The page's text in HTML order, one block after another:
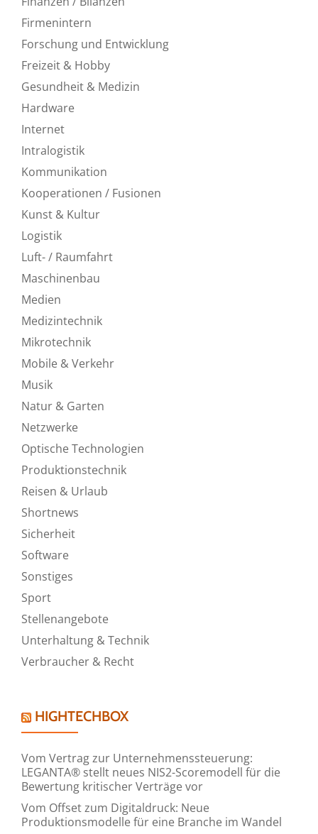
Firmenintern
Forschung und Entwicklung
Freizeit & Hobby
Gesundheit & Medizin
Hardware
Internet
Intralogistik
Kommunikation
Kooperationen / Fusionen
Kunst & Kultur
Logistik
Luft- / Raumfahrt
Maschinenbau
Medien
Medizintechnik
Mikrotechnik
Mobile & Verkehr
Musik
Natur & Garten
Netzwerke
Optische Technologien
Produktionstechnik
Reisen & Urlaub
Shortnews
Sicherheit
Software
Sonstiges
Sport
Stellenangebote
Unterhaltung & Technik
Verbraucher & Recht
HIGHTECHBOX
Vom Vertrag zur Unternehmenssteuerung:
LEGANTA® stellt neues NIS2-Scoremodell für die
Bewertung kritischer Verträge vor
Vom Offset zum Digitaldruck: Neue
Produktionsmodelle für eine Branche im Wandel